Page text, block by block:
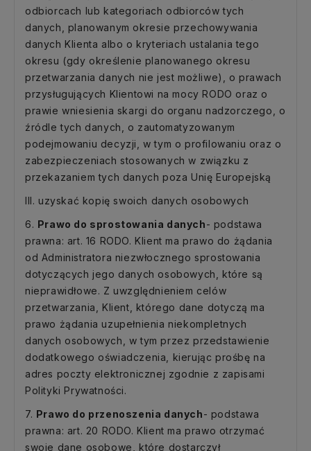
odbiorcach lub kategoriach odbiorców tych
danych, planowanym okresie przechowywania
danych Klienta albo o kryteriach ustalania tego
okresu (gdy określenie planowanego okresu
przetwarzania danych nie jest możliwe), o prawach
przysługujących Klientowi na mocy RODO oraz o
prawie wniesienia skargi do organu nadzorczego, o
źródle tych danych, o zautomatyzowanym
podejmowaniu decyzji, w tym o profilowaniu oraz o
zabezpieczeniach stosowanych w związku z
przekazaniem tych danych poza Unię Europejską
III. uzyskać kopię swoich danych osobowych
6. Prawo do sprostowania danych- podstawa
prawna: art. 16 RODO. Klient ma prawo do żądania
od Administratora niezwłocznego sprostowania
dotyczących jego danych osobowych, które są
nieprawidłowe. Z uwzględnieniem celów
przetwarzania, Klient, którego dane dotyczą ma
prawo żądania uzupełnienia niekompletnych
danych osobowych, w tym przez przedstawienie
dodatkowego oświadczenia, kierując prośbę na
adres poczty elektronicznej zgodnie z zapisami
Polityki Prywatności.
7. Prawo do przenoszenia danych- podstawa
prawna: art. 20 RODO. Klient ma prawo otrzymać
swoje dane osobowe, które dostarczył